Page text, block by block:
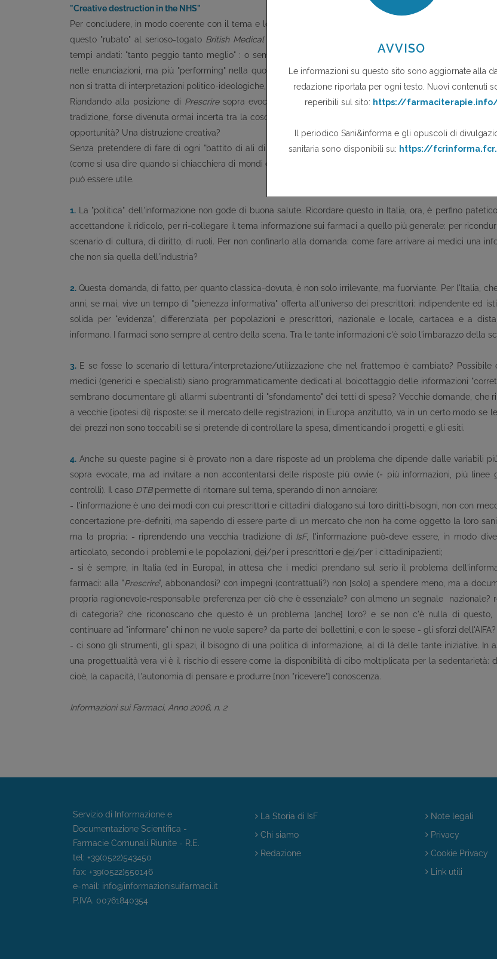
"Creative destruction in the NHS"
Per concludere, in modo coerente con il tema e lo scenario operativo adottato, non c'è forse titolo più
questo "rubato" al serioso-togato British Medical Journal
tempi andati: "tanto peggio tanto meglio" : o semplicemente gli slogan sono passati ad altre bocche-
nelle enunciazioni, ma più "performing" nella quotidianità?) (N.B.: le concessioni all'inglese vogliono
non si tratta di interpretazioni politico-ideologiche, ma di citazioni dall'editoriale).
Riandando alla posizione di Prescriresopra evocata ci si potrebbe infatti domandare: e se questo
tradizione, forse divenuta ormai incerta tra la coscienza di un diritto e l'acquiescenza ad una consuetudine,
opportunità? Una distruzione creativa?
Senza pretendere di fare di ogni "battito di ali di farfalla qualcosa che provoca tsunami dell'altra parte
(come si usa dire quando si chiacchiera di mondi e processi globalizzati), la ripetizione tranquilla di pochi
può essere utile.
1. La "politica" dell'informazione non gode di buona salute. Ricordare questo in Italia, ora, è perfino
accettandone il ridicolo, per ri-collegare il tema informazione sui farmaci a quello più generale: per
scenario di cultura, di diritto, di ruoli. Per non confinarlo alla domanda: come fare arrivare ai medici una
che non sia quella dell'industria?
2. Questa domanda, di fatto, per quanto classica-dovuta, è non solo irrilevante, ma fuorviante. Per l'Italia,
anni, se mai, vive un tempo di "pienezza informativa" offerta all'universo dei prescrittori: indipendente ed
solida per "evidenza", differenziata per popolazioni e prescrittori, nazionale e locale, cartacea e a
informano. I farmaci sono sempre al centro della scena. Tra le tante informazioni c'è solo l'imbarazzo della
3. E se fosse lo scenario di lettura/interpretazione/utilizzazione che nel frattempo è cambiato? Possibile
medici (generici e specialisti) siano programmaticamente dedicati al boicottaggio delle informazioni
sembrano documentare gli allarmi subentranti di "sfondamento" dei tetti di spesa? Vecchie domande, che
a vecchie [ipotesi di] risposte: se il mercato delle registrazioni, in Europa anzitutto, va in un certo modo se
dei prezzi non sono toccabili se si pretende di controllare la spesa, dimenticando i progetti, e gli esiti.
4. Anche su queste pagine si è provato non a dare risposte ad un problema che dipende dalle variabili
sopra evocate, ma ad invitare a non accontentarsi delle risposte più ovvie (= più informazioni, più linee
controlli). Il caso DTBpermette di ritornare sul tema, sperando di non annoiare:
- l'informazione è uno dei modi con cui prescrittori e cittadini dialogano sui loro diritti-bisogni, non con
concertazione pre-definiti, ma sapendo di essere parte di un mercato che non ha come oggetto la loro
ma la propria; - riprendendo una vecchia tradizione di IsF, l'informazione può-deve essere, in modo
articolato, secondo i problemi e le popolazioni, dei/per i prescrittori e dei/per i cittadini­pazienti;
- si è sempre, in Italia (ed in Europa), in attesa che i medici prendano sul serio il problema
farmaci: alla "Prescrire", abbonandosi? con impegni (contrattuali?) non [solo] a spendere meno, ma a
propria ragionevole-responsabile preferenza per ciò che è essenziale? con almeno un segnale ­ nazionale?
di categoria? che riconoscano che questo è un problema [anche] loro? e se non c'è nulla di questo,
continuare ad "informare" chi non ne vuole sapere? da parte dei bollettini, e con le spese - gli sforzi dell'AIFA?
- ci sono gli strumenti, gli spazi, il bisogno di una politica di informazione, al di là delle tante iniziative. In
una progettualità vera vi è il rischio di essere come la disponibilità di cibo moltiplicata per la sedentarietà:
cioè, la capacità, l'autonomia di pensare e produrre [non "ricevere"] conoscenza.
Informazioni sui Farmaci, Anno 2006, n. 2
Servizio di Informazione e
Documentazione Scientifica -
Farmacie Comunali Riunite - R.E.
tel: +39(0522)543450
fax: +39(0522)550146
e-mail: info@informazionisuifarmaci.it
P.IVA. 00761840354
La Storia di IsF
Chi siamo
Redazione
Note legali
Privacy
Cookie Privacy
Link utili